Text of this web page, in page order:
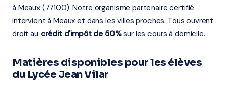
à Meaux (77100). Notre organisme partenaire certifié
intervient à Meaux et dans les villes proches. Tous ouvrent
droit au crédit d'impôt de 50%sur les cours à domicile.
Matières disponibles pour les élèves
du Lycée Jean Vilar